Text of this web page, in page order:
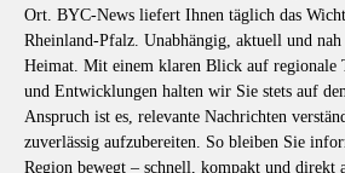
Ort. BYC-News liefert Ihnen täglich das
Rheinland-Pfalz. Unabhängig, aktuell und
Heimat. Mit einem klaren Blick auf regionale
und Entwicklungen halten wir Sie stets auf
Anspruch ist es, relevante Nachrichten
zuverlässig aufzubereiten. So bleiben Sie
Region bewegt – schnell, kompakt und direkt